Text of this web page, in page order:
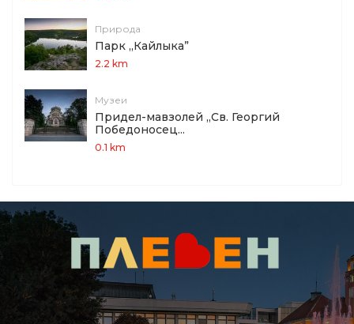
Природа
Парк „Кайлыка”
2.2 km
Музеи
Придел-мавзолей „Св. Георгий
Победоносец...
0.1 km